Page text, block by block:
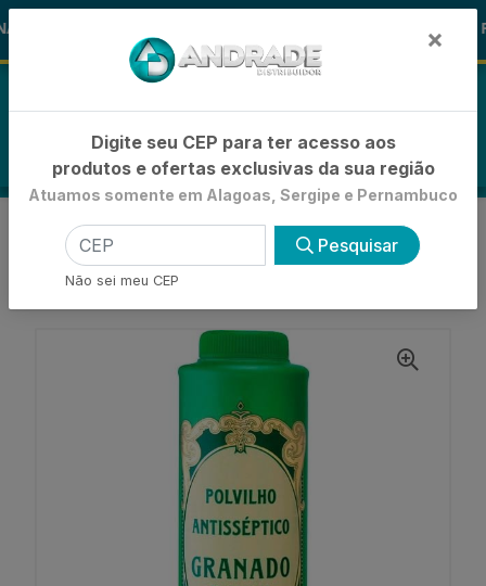
ALOHA 🪞
INÍCIO
TALCOS E POLVILHOS PARA PÉS
POLVILHO ANTISEPTICO
×
Digite seu CEP para ter acesso aos
produtos e ofertas exclusivas da sua região
Atuamos somente em Alagoas, Sergipe e Pernambuco
Pesquisar
Não sei meu CEP